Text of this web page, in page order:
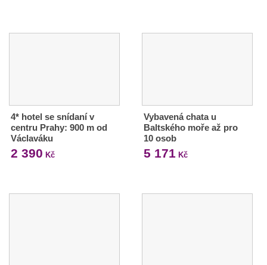
4* hotel se snídaní v
centru Prahy: 900 m od
Václaváku
2 390 Kč
Vybavená chata u
Baltského moře až pro
10 osob
5 171 Kč